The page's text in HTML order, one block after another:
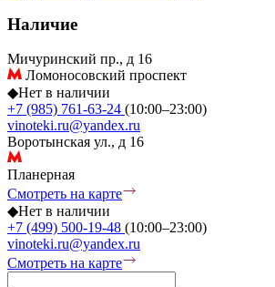
Наличие
Мичуринский пр., д 16
Ломоносовский проспект
◆Нет в наличии
+7 (985) 761-63-24 (10:00–23:00)
vinoteki.ru@yandex.ru
Воротынская ул., д 16
Планерная
Смотреть на карте
◆Нет в наличии
+7 (499) 500-19-48 (10:00–23:00)
vinoteki.ru@yandex.ru
Смотреть на карте